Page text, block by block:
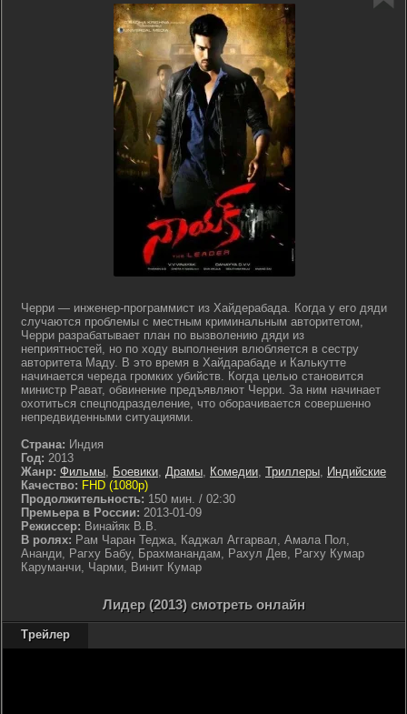
Черри — инженер-программист из Хайдерабада. Когда у его дяди
случаются проблемы с местным криминальным авторитетом,
Черри разрабатывает план по вызволению дяди из
неприятностей, но по ходу выполнения влюбляется в сестру
авторитета Маду. В это время в Хайдарабаде и Калькутте
начинается череда громких убийств. Когда целью становится
министр Рават, обвинение предъявляют Черри. За ним начинает
охотиться спецподразделение, что оборачивается совершенно
непредвиденными ситуациями.
Страна: Индия
Год: 2013
Жанр: Фильмы, Боевики, Драмы, Комедии, Триллеры, Индийские
Качество: FHD (1080p)
Продолжительность: 150 мин. / 02:30
Премьера в России: 2013-01-09
Режиссер: Винайяк В.В.
В ролях: Рам Чаран Теджа, Каджал Аггарвал, Амала Пол,
Ананди, Рагху Бабу, Брахманандам, Рахул Дев, Рагху Кумар
Каруманчи, Чарми, Винит Кумар
Лидер (2013) смотреть онлайн
Трейлер